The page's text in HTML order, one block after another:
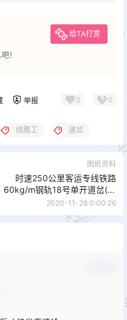
给TA打赏
！
举报 0 0
线路工 道岔
图纸资料
时速250公里客运专线铁路
60kg/m钢轨18号单开道岔(有
砟) CZ2602 客专线(07)004
2020-11-28 0:00:26